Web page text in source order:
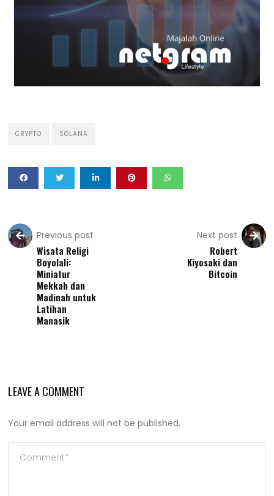
CRYPTO SOLANA
Previous post
Wisata Religi
Boyolali:
Miniatur
Mekkah dan
Madinah untuk
Latihan
Manasik
Next post
Robert
Kiyosaki dan
Bitcoin
LEAVE A COMMENT
Your email address will not be published.